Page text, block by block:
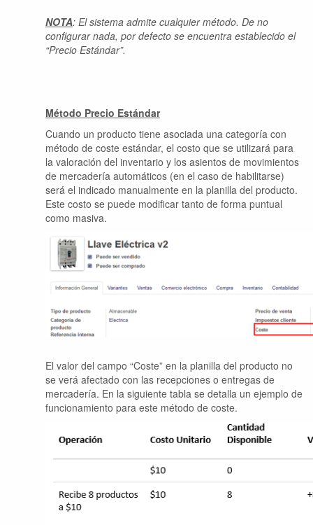
NOTA: El sistema admite cualquier método. De no
configurar nada, por defecto se encuentra establecido el
“Precio Estándar”.
Método Precio Estándar
Cuando un producto tiene asociada una categoría con
método de coste estándar, el costo que se utilizará para
la valoración del inventario y los asientos de movimientos
de mercadería automáticos (en el caso de habilitarse)
será el indicado manualmente en la planilla del producto.
Este costo se puede modificar tanto de forma puntual
como masiva.
El valor del campo “Coste” en la planilla del producto no
se verá afectado con las recepciones o entregas de
mercadería. En la siguiente tabla se detalla un ejemplo de
funcionamiento para este método de coste.